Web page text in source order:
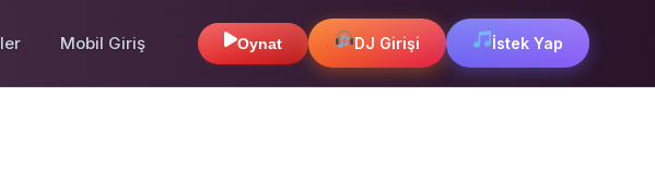
Mobil Giriş Oynat DJ Girişi İstek Yap